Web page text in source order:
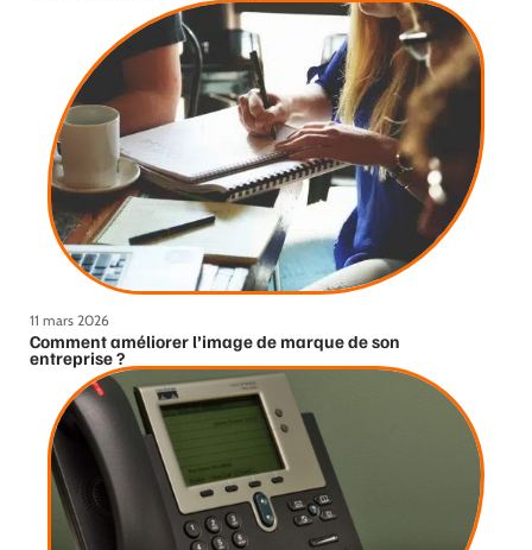
11 mars 2026
Comment améliorer l’image de marque de son
entreprise ?